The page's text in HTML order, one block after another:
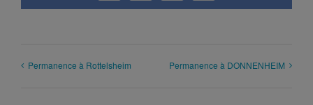
Permanence à Rottelsheim Permanence à DONNENHEIM